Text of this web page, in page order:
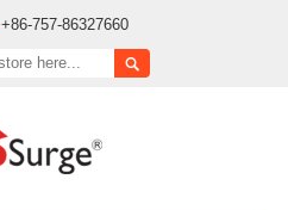
+86-757-86327660
